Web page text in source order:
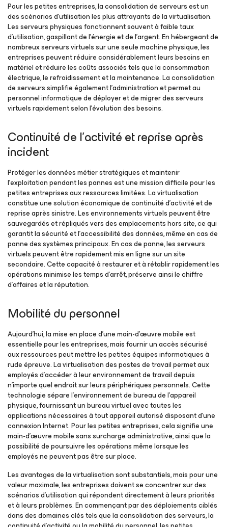
Pour les petites entreprises, la consolidation de serveurs est un
des scénarios d’utilisation les plus attrayants de la virtualisation.
Les serveurs physiques fonctionnent souvent à faible taux
d’utilisation, gaspillant de l’énergie et de l’argent. En hébergeant de
nombreux serveurs virtuels sur une seule machine physique, les
entreprises peuvent réduire considérablement leurs besoins en
matériel et réduire les coûts associés tels que la consommation
électrique, le refroidissement et la maintenance. La consolidation
de serveurs simplifie également l’administration et permet au
personnel informatique de déployer et de migrer des serveurs
virtuels rapidement selon l’évolution des besoins.
Continuité de l’activité et reprise après
incident
Protéger les données métier stratégiques et maintenir
l’exploitation pendant les pannes est une mission difficile pour les
petites entreprises aux ressources limitées. La virtualisation
constitue une solution économique de continuité d’activité et de
reprise après sinistre. Les environnements virtuels peuvent être
sauvegardés et répliqués vers des emplacements hors site, ce qui
garantit la sécurité et l’accessibilité des données, même en cas de
panne des systèmes principaux. En cas de panne, les serveurs
virtuels peuvent être rapidement mis en ligne sur un site
secondaire. Cette capacité à restaurer et à rétablir rapidement les
opérations minimise les temps d’arrêt, préserve ainsi le chiffre
d’affaires et la réputation.
Mobilité du personnel
Aujourd’hui, la mise en place d’une main-d’œuvre mobile est
essentielle pour les entreprises, mais fournir un accès sécurisé
aux ressources peut mettre les petites équipes informatiques à
rude épreuve. La virtualisation des postes de travail permet aux
employés d’accéder à leur environnement de travail depuis
n’importe quel endroit sur leurs périphériques personnels. Cette
technologie sépare l’environnement de bureau de l’appareil
physique, fournissant un bureau virtuel avec toutes les
applications nécessaires à tout appareil autorisé disposant d’une
connexion Internet. Pour les petites entreprises, cela signifie une
main-d’œuvre mobile sans surcharge administrative, ainsi que la
possibilité de poursuivre les opérations même lorsque les
employés ne peuvent pas être sur place.
Les avantages de la virtualisation sont substantiels, mais pour une
valeur maximale, les entreprises doivent se concentrer sur des
scénarios d’utilisation qui répondent directement à leurs priorités
et à leurs problèmes. En commençant par des déploiements ciblés
dans des domaines clés tels que la consolidation des serveurs, la